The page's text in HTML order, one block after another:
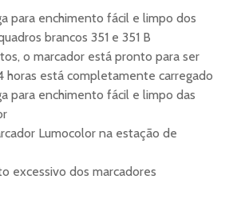
para enchimento fácil e limpo dos
brancos 351 e 351 B
o marcador está pronto para ser
horas está completamente carregado
para enchimento fácil e limpo das
Lumocolor na estação de
excessivo dos marcadores